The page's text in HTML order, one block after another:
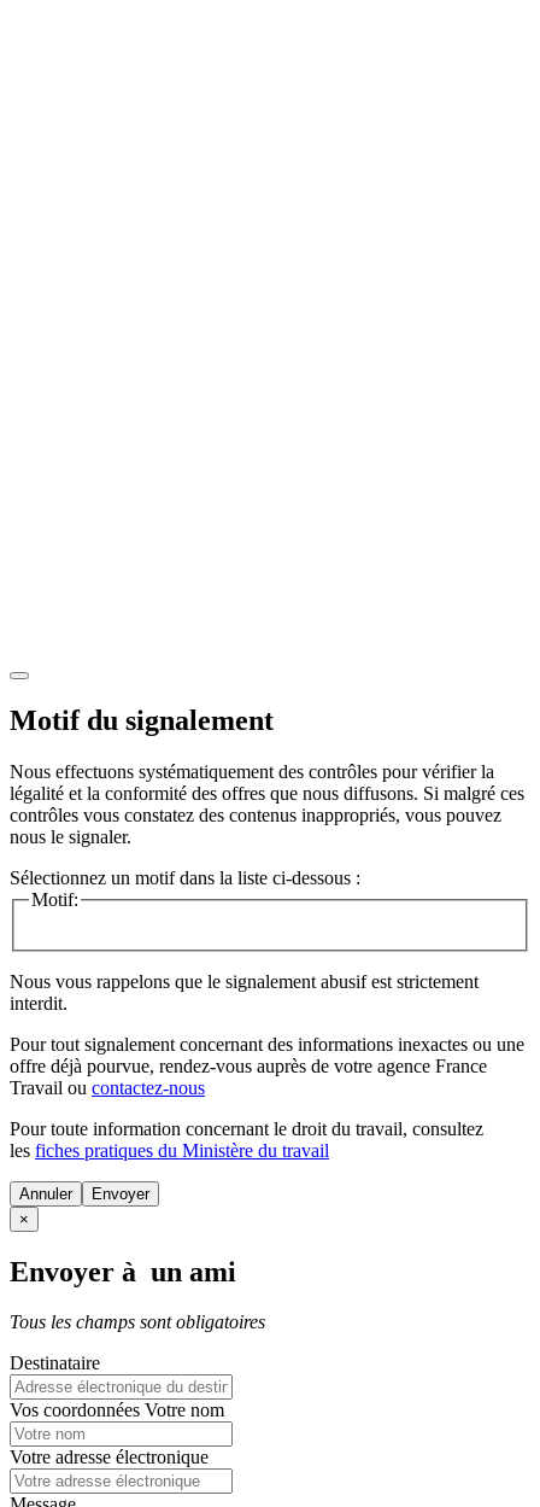
Motif du signalement
Nous effectuons systématiquement des contrôles pour vérifier la
légalité et la conformité des offres que nous diffusons. Si malgré ces
contrôles vous constatez des contenus inappropriés, vous pouvez
nous le signaler.
Sélectionnez un motif dans la liste ci-dessous :
Motif:
Nous vous rappelons que le signalement abusif est strictement
interdit.
Pour tout signalement concernant des informations inexactes ou une
offre déjà pourvue, rendez-vous auprès de votre agence France
Travail ou contactez-nous
Pour toute information concernant le droit du travail, consultez
les fiches pratiques du Ministère du travail
Annuler
×
Envoyer à un ami
Tous les champs sont obligatoires
Destinataire
Vos coordonnées Votre nom
Votre adresse électronique